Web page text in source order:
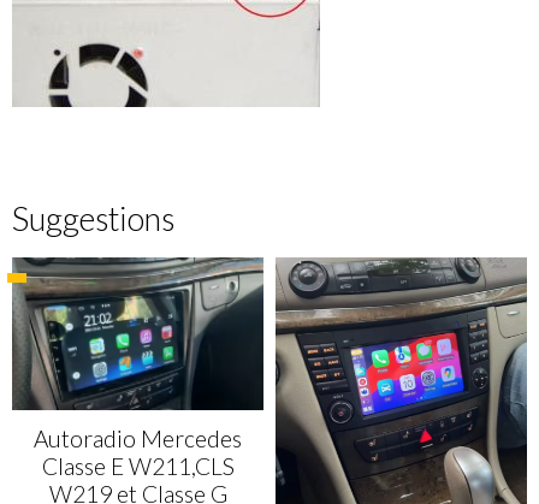
Suggestions
Autoradio Mercedes
Classe E W211,CLS
W219 et Classe G